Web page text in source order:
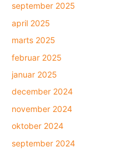
september 2025
april 2025
marts 2025
februar 2025
januar 2025
december 2024
november 2024
oktober 2024
september 2024